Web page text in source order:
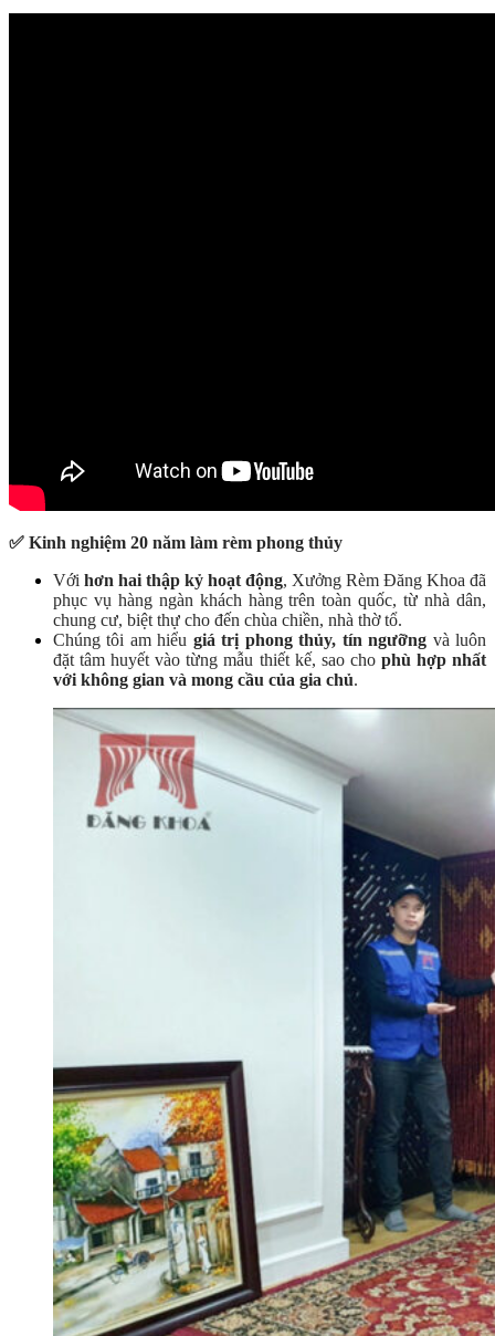
✅ Kinh nghiệm 20 năm làm rèm phong thủy
Với hơn hai thập kỷ hoạt động, Xưởng Rèm Đăng Khoa đã
phục vụ hàng ngàn khách hàng trên toàn quốc, từ nhà dân,
chung cư, biệt thự cho đến chùa chiền, nhà thờ tổ.
Chúng tôi am hiểu giá trị phong thủy, tín ngưỡng và luôn
đặt tâm huyết vào từng mẫu thiết kế, sao cho phù hợp nhất
với không gian và mong cầu của gia chủ.